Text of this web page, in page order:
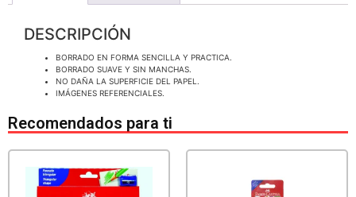
DESCRIPCIÓN
BORRADO EN FORMA SENCILLA Y PRACTICA.
BORRADO SUAVE Y SIN MANCHAS.
NO DAÑA LA SUPERFICIE DEL PAPEL.
IMÁGENES REFERENCIALES.
Recomendados para ti